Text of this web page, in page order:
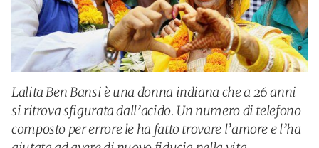
Lalita Ben Bansi è una donna indiana che a 26 anni
si ritrova sfigurata dall’acido. Un numero di telefono
composto per errore le ha fatto trovare l’amore e l’ha